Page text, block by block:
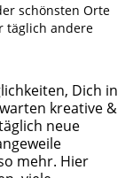
schönsten Orte
täglich andere
Dich in
kreative &
neue
mehr. Hier